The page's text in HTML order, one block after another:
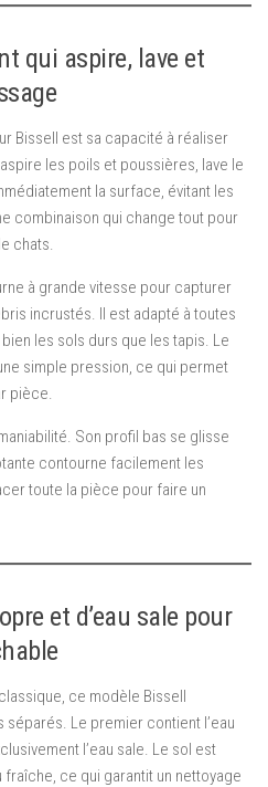
qui aspire, lave et
Bissell est sa capacité à réaliser
les poils et poussières, lave le
la surface, évitant les
combinaison qui change tout pour
chats.
à grande vitesse pour capturer
incrustés. Il est adapté à toutes
les sols durs que les tapis. Le
simple pression, ce qui permet
pièce.
Son profil bas se glisse
contourne facilement les
toute la pièce pour faire un
et d’eau sale pour
ce modèle Bissell
Le premier contient l’eau
l’eau sale. Le sol est
ce qui garantit un nettoyage